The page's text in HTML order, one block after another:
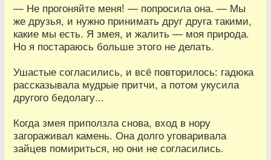
— Не прогоняйте меня! — попросила она. — Мы
же друзья, и нужно принимать друг друга такими,
какие мы есть. Я змея, и жалить — моя природа.
Но я постараюсь больше этого не делать.
Ушастые согласились, и всё повторилось: гадюка
рассказывала мудрые притчи, а потом укусила
другого бедолагу...
Когда змея приползла снова, вход в нору
загораживал камень. Она долго уговаривала
зайцев помириться, но они не согласились.